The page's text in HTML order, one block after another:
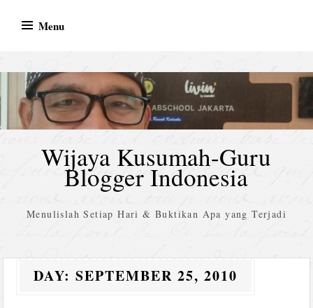
Menu
Wijaya Kusumah-Guru
Blogger Indonesia
Menulislah Setiap Hari & Buktikan Apa yang Terjadi
DAY:SEPTEMBER 25, 2010